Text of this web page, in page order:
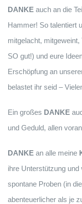
DANKEauch an die
Hammer! So talentiert
mitgelacht,
SO gut!) und eure
Erschöpfung an
belastet ihr seid –
Ein großes DANKE
und Geduld, allen
DANKEan alle meine
ihre Unterstützung
spontane Proben (in
abenteuerlicher als je